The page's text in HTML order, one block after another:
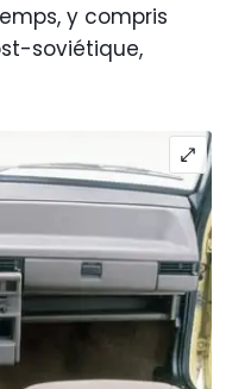
y compris
soviétique,